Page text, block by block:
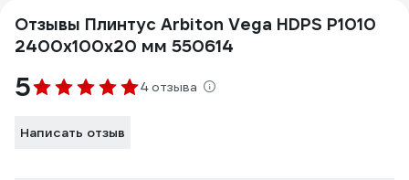
Отзывы Плинтус Arbiton Vega HDPS P1010
2400x100x20 мм 550614
5 4 отзыва
Написать отзыв